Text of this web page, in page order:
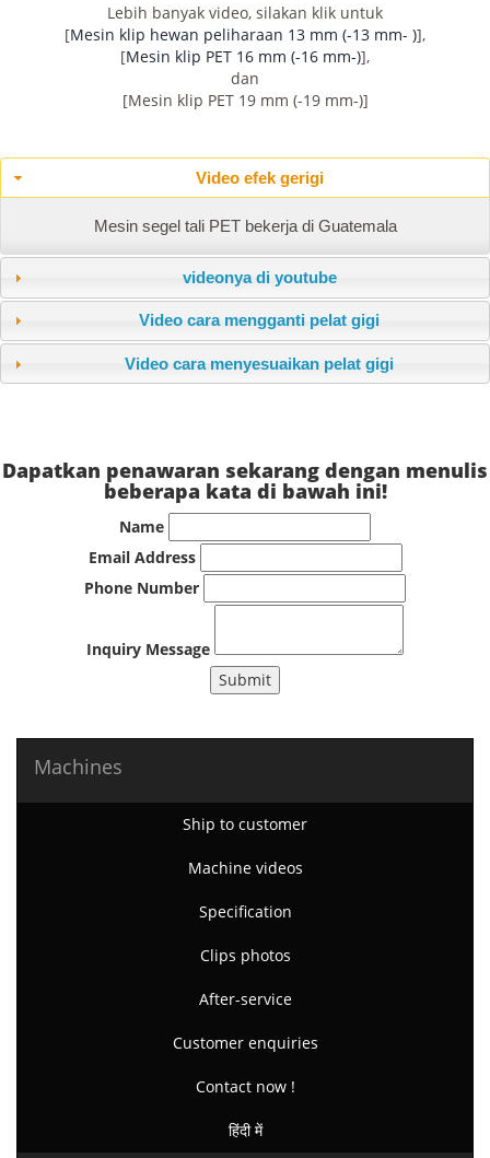
Lebih banyak video, silakan klik untuk
[Mesin klip hewan peliharaan 13 mm (-13 mm- )],
[Mesin klip PET 16 mm (-16 mm-)],
dan
[Mesin klip PET 19 mm (-19 mm-)]
Video efek gerigi
Mesin segel tali PET bekerja di Guatemala
videonya di youtube
Video cara mengganti pelat gigi
Video cara menyesuaikan pelat gigi
Dapatkan penawaran sekarang dengan menulis
beberapa kata di bawah ini!
Name
Email Address
Phone Number
Inquiry Message
Submit
Machines
Ship to customer
Machine videos
Specification
Clips photos
After-service
Customer enquiries
Contact now !
हिंदी में